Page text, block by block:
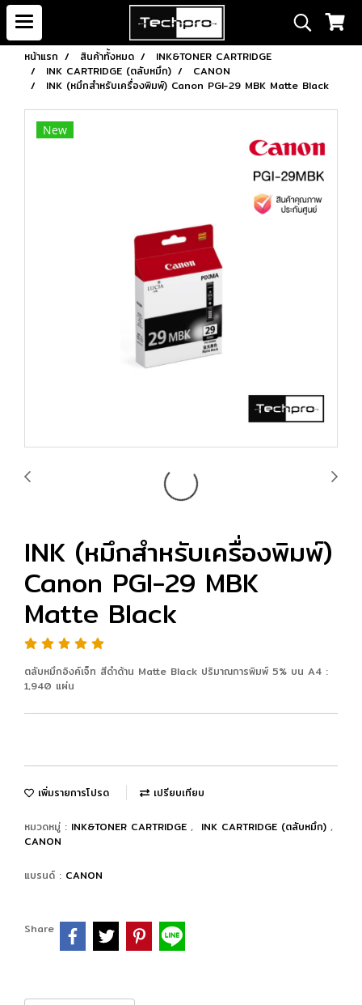
หน้าแรก สินค้าทั้งหมด
INK&TONER CARTRIDGE
INK CARTRIDGE (ตลับหมึก)
CANON
INK (หมึกสำหรับเครื่องพิมพ์) Canon PGI-29 MBK Matte Black
New
INK (หมึกสำหรับเครื่องพิมพ์)
Canon PGI-29 MBK
Matte Black
ตลับหมึกอิงค์เจ็ท สีดำด้าน Matte Black ปริมาณการพิมพ์ 5% บน A4 :
1,940 แผ่น
เพิ่มรายการโปรด เปรียบเทียบ
หมวดหมู่ : INK&TONER CARTRIDGE , INK CARTRIDGE (ตลับหมึก) ,
CANON
แบรนด์ : CANON
Share